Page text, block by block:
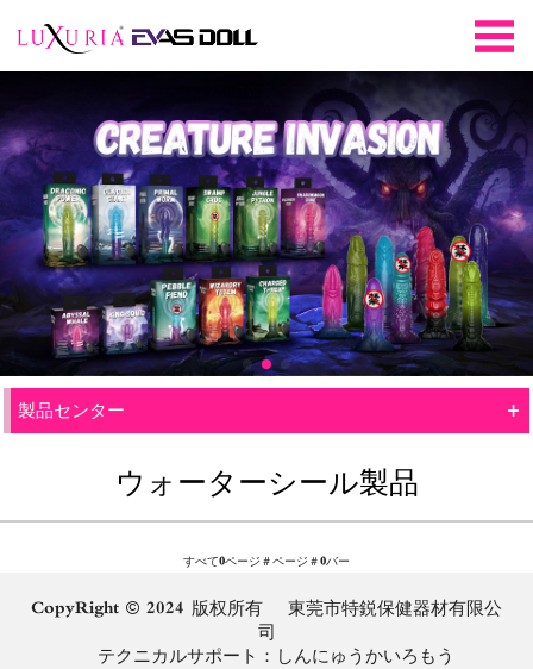
製品センター +
ウォーターシール製品
すべて0ページ＃ページ＃0バー
CopyRight © 2024 版权所有 東莞市特鋭保健器材有限公
司
テクニカルサポート： しんにゅうかいろもう